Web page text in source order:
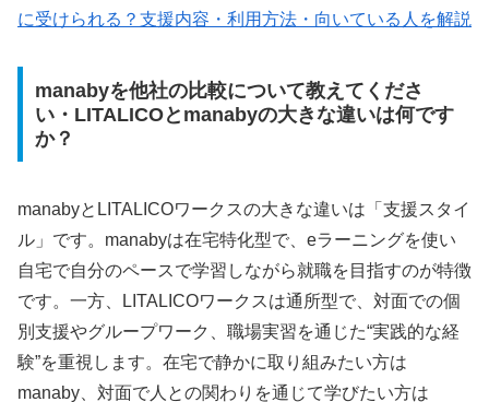
に受けられる？支援内容・利用方法・向いている人を解説
manabyを他社の比較について教えてくださ
い・LITALICOとmanabyの大きな違いは何です
か？
manabyとLITALICOワークスの大きな違いは「支援スタイ
ル」です。manabyは在宅特化型で、eラーニングを使い
自宅で自分のペースで学習しながら就職を目指すのが特徴
です。一方、LITALICOワークスは通所型で、対面での個
別支援やグループワーク、職場実習を通じた“実践的な経
験”を重視します。在宅で静かに取り組みたい方は
manaby、対面で人との関わりを通じて学びたい方は